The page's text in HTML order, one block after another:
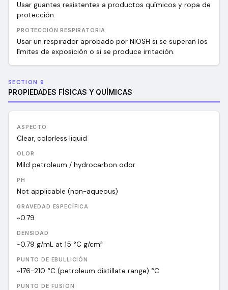
Usar guantes resistentes a productos químicos y ropa de
protección.
PROTECCIÓN RESPIRATORIA
Usar un respirador aprobado por NIOSH si se superan los
límites de exposición o si se produce irritación.
SECTION 9
PROPIEDADES FÍSICAS Y QUÍMICAS
ASPECTO
Clear, colorless liquid
OLOR
Mild petroleum / hydrocarbon odor
PH
Not applicable (non-aqueous)
GRAVEDAD ESPECÍFICA
~0.79
DENSIDAD
~0.79 g/mL at 15 °C g/cm³
PUNTO DE EBULLICIÓN
~176-210 °C (petroleum distillate range) °C
PUNTO DE FUSIÓN